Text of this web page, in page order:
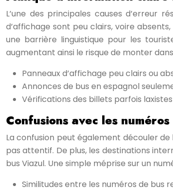
L’une des principales causes d’erreur
d’affichage sont peu clairs, voire
une barrière linguistique pour les
augmentant ainsi le risque de monter
Panneaux d’affichage peu clairs ou
Annonces de bus en espagnol
Vérifications des billets parfois
Confusions avec les
La confusion peut également découler
pas attentif. De plus, les destinations
bus Viazul. Une simple méprise sur un
Similitudes entre les numéros de bus